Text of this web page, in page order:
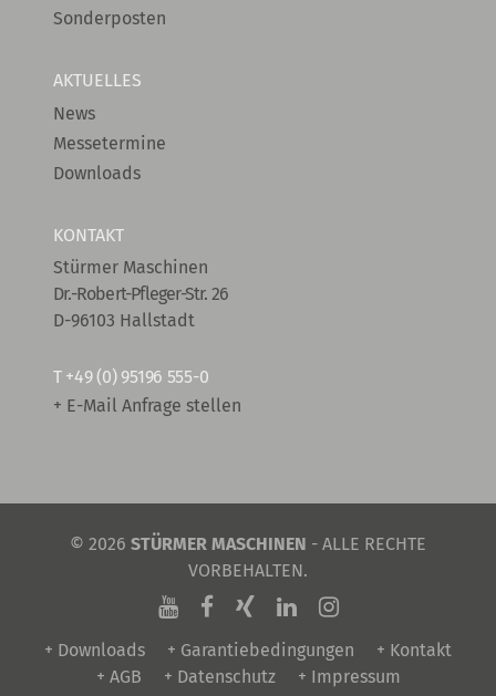
Sonderposten
AKTUELLES
News
Messetermine
Downloads
KONTAKT
Stürmer Maschinen
Dr.-Robert-Pfleger-Str. 26
D-96103 Hallstadt
T +49 (0) 95196 555-0
+ E-Mail Anfrage stellen
© 2026 STÜRMER MASCHINEN - ALLE RECHTE
VORBEHALTEN.
+ Downloads + Garantiebedingungen
+ Kontakt
+ AGB
+ Datenschutz + Impressum